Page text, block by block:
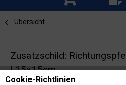
Übersicht
Zusatzschild:
| 15x15cm
Cookie-Richtlinien